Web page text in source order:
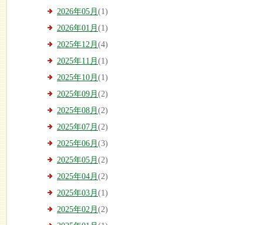
2026年05月 (1)
2026年01月 (1)
2025年12月 (4)
2025年11月 (1)
2025年10月 (1)
2025年09月 (2)
2025年08月 (2)
2025年07月 (2)
2025年06月 (3)
2025年05月 (2)
2025年04月 (2)
2025年03月 (1)
2025年02月 (2)